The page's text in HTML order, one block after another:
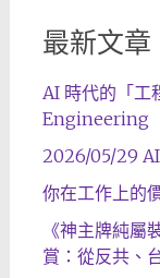
最新文章
AI 時代的「工
Engineering
2026/05/29
你在工作上的
《神主牌純屬
賞：從反共、